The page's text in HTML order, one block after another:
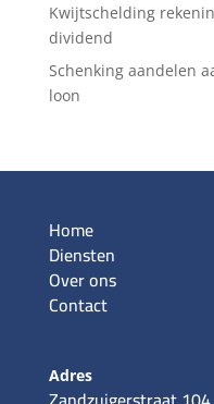
Kwijtschelding
dividend
Schenking aandelen
loon
Home
Diensten
Over ons
Contact
Adres